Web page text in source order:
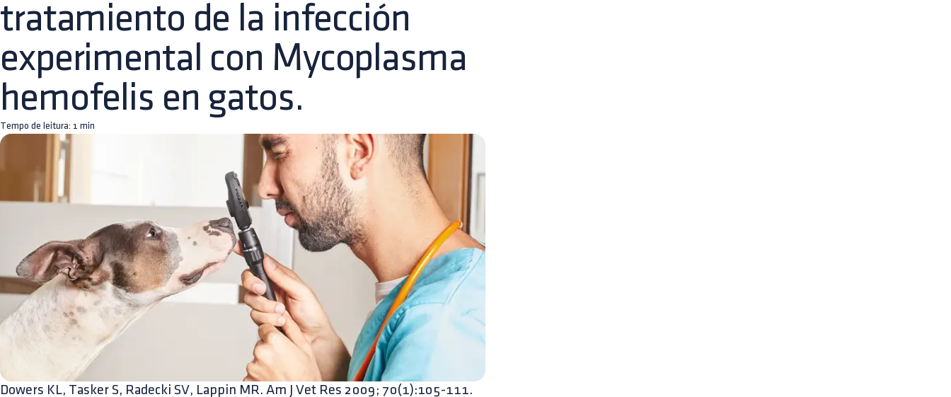
tratamiento de la infección
experimental con Mycoplasma
hemofelis en gatos.
Tempo de leitura: 1 min
Dowers KL, Tasker S, Radecki SV, Lappin MR. Am J Vet Res 2009; 70(1):105-111.